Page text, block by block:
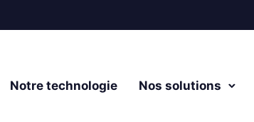
Notre technologie Nos solutions